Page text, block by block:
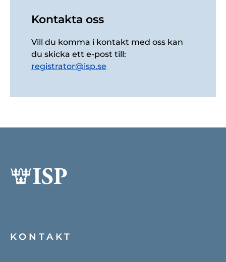
Kontakta oss
Vill du komma i kontakt med oss kan
du skicka ett e-post till:
registrator@isp.se
KONTAKT